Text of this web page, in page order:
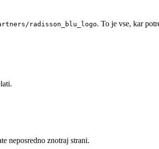
radisson_blu_logo. To je vse, kar
neposredno znotraj strani.